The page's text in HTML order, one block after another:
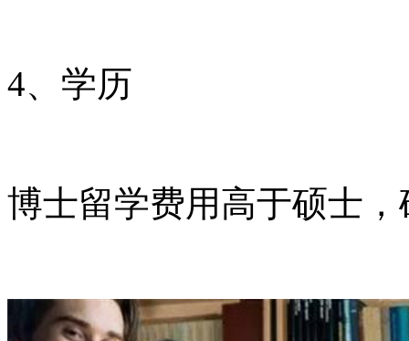
4、学历
博士留学费用高于硕士